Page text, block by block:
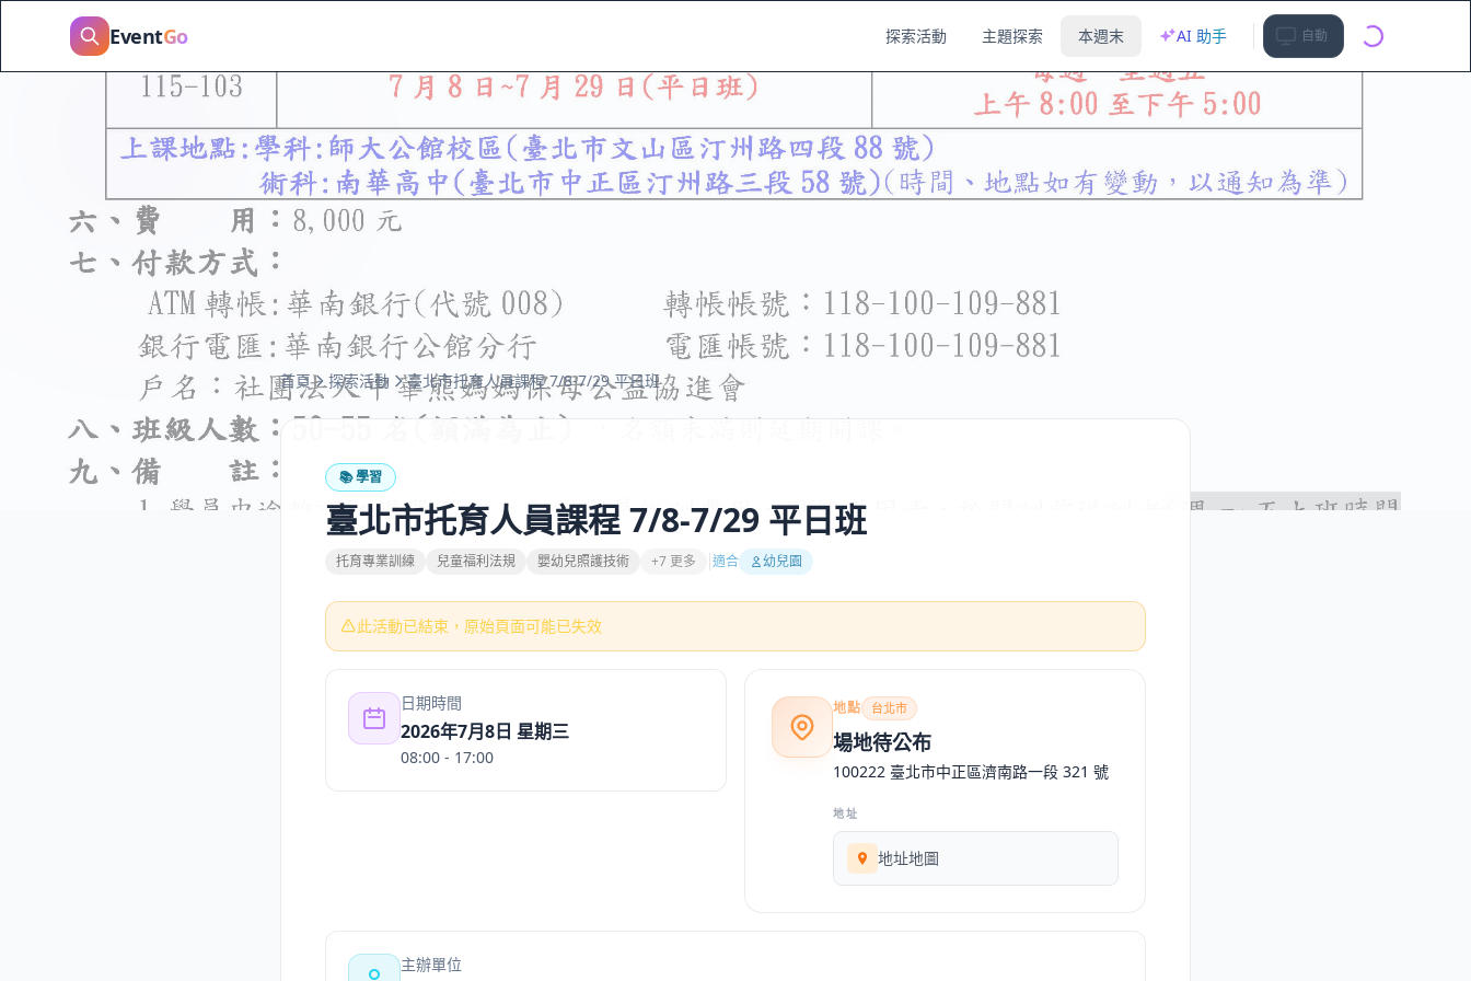
EventGo 探索活動 主題探索 本週末 AI 助手 自動
首頁 探索活動 臺北市托育人員課程 7/8-7/29 平日班
📚學習
臺北市托育人員課程 7/8-7/29 平日班
托育專業訓練 兒童福利法規 嬰幼兒照護技術 +7 更多 適合 幼兒園
此活動已結束，原始頁面可能已失效
日期時間
2026年7月8日 星期三
08:00 - 17:00
地點 台北市
場地待公布
100222 臺北市中正區濟南路一段 321 號
地址
地址地圖
主辦單位